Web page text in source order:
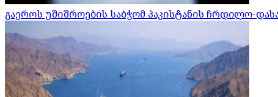
გაეროს უშიშროების საბჭომ პაკისტანის ჩრდილო-